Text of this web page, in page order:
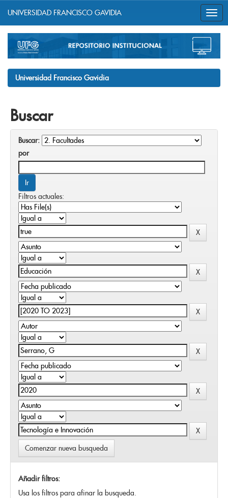
navigation
UNIVERSIDAD FRANCISCO GAVIDIA
Universidad Francisco Gavidia
Buscar
Buscar:
por
Filtros actuales:
Comenzar nueva busqueda
Añadir filtros:
Usa los filtros para afinar la busqueda.